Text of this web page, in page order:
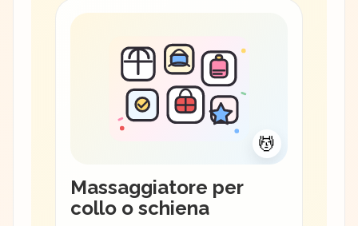
💆
Massaggiatore per
collo o schiena